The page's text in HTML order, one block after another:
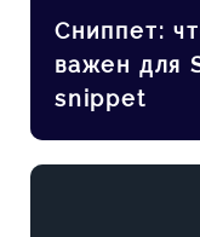
Сниппет:
важен для
snippet